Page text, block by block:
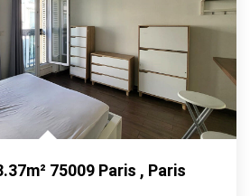
75009 Paris , Paris